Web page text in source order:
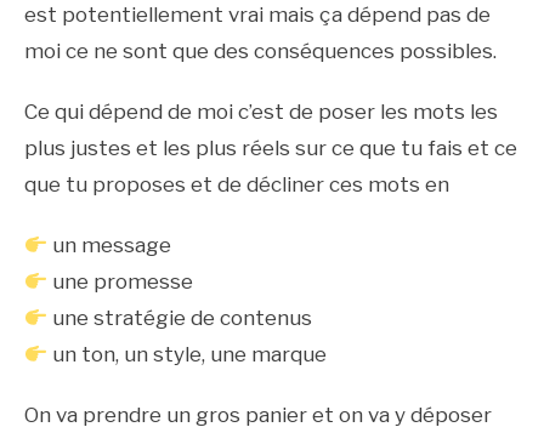
est potentiellement vrai mais ça dépend pas de
moi ce ne sont que des conséquences possibles.
Ce qui dépend de moi c’est de poser les mots les
plus justes et les plus réels sur ce que tu fais et ce
que tu proposes et de décliner ces mots en
un message
une promesse
une stratégie de contenus
un ton, un style, une marque
On va prendre un gros panier et on va y déposer